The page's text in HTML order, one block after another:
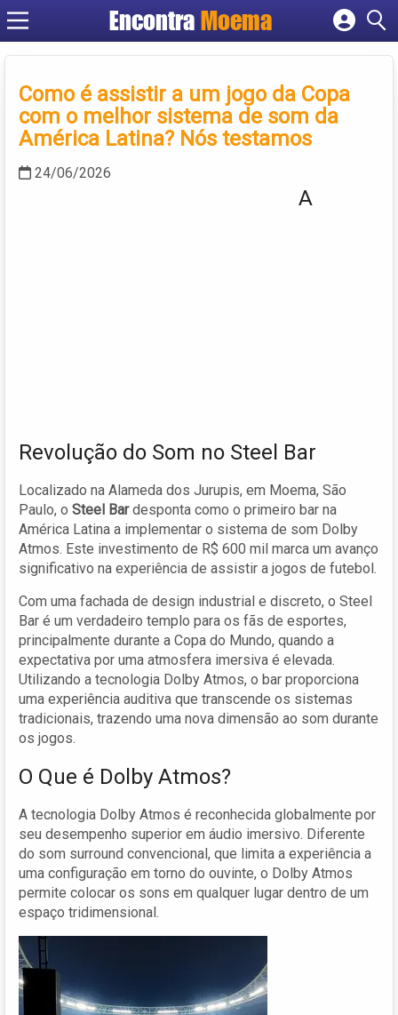
Encontra Moema
Criar conta
Como é assistir a um jogo da Copa
com o melhor sistema de som da
América Latina? Nós testamos
24/06/2026
A
Revolução do Som no Steel Bar
Localizado na Alameda dos Jurupis, em Moema, São
Paulo, o Steel Bardesponta como o primeiro bar na
América Latina a implementar o sistema de som Dolby
Atmos. Este investimento de R$ 600 mil marca um avanço
significativo na experiência de assistir a jogos de futebol.
Com uma fachada de design industrial e discreto, o Steel
Bar é um verdadeiro templo para os fãs de esportes,
principalmente durante a Copa do Mundo, quando a
expectativa por uma atmosfera imersiva é elevada.
Utilizando a tecnologia Dolby Atmos, o bar proporciona
uma experiência auditiva que transcende os sistemas
tradicionais, trazendo uma nova dimensão ao som durante
os jogos.
O Que é Dolby Atmos?
A tecnologia Dolby Atmos é reconhecida globalmente por
seu desempenho superior em áudio imersivo. Diferente
do som surround convencional, que limita a experiência a
uma configuração em torno do ouvinte, o Dolby Atmos
permite colocar os sons em qualquer lugar dentro de um
espaço tridimensional.